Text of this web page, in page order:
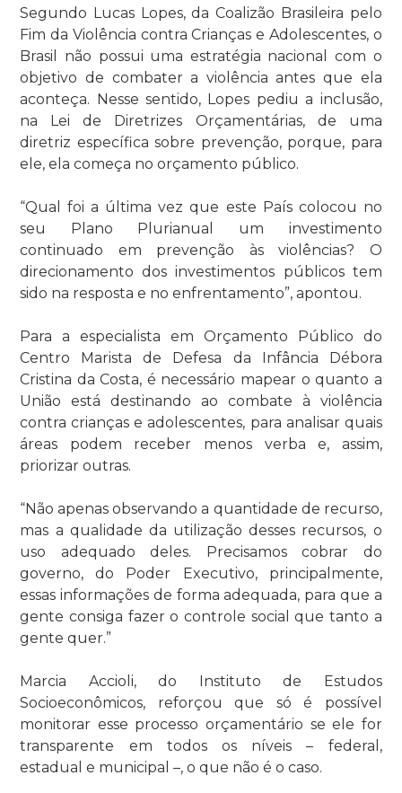
Segundo Lucas Lopes, da Coalizão Brasileira pelo
Fim da Violência contra Crianças e Adolescentes, o
Brasil não possui uma estratégia nacional com o
objetivo de combater a violência antes que ela
aconteça. Nesse sentido, Lopes pediu a inclusão,
na Lei de Diretrizes Orçamentárias, de uma
diretriz específica sobre prevenção, porque, para
ele, ela começa no orçamento público.
“Qual foi a última vez que este País colocou no
seu Plano Plurianual um investimento
continuado em prevenção às violências? O
direcionamento dos investimentos públicos tem
sido na resposta e no enfrentamento”, apontou.
Para a especialista em Orçamento Público do
Centro Marista de Defesa da Infância Débora
Cristina da Costa, é necessário mapear o quanto a
União está destinando ao combate à violência
contra crianças e adolescentes, para analisar quais
áreas podem receber menos verba e, assim,
priorizar outras.
“Não apenas observando a quantidade de recurso,
mas a qualidade da utilização desses recursos, o
uso adequado deles. Precisamos cobrar do
governo, do Poder Executivo, principalmente,
essas informações de forma adequada, para que a
gente consiga fazer o controle social que tanto a
gente quer.”
Marcia Accioli, do Instituto de Estudos
Socioeconômicos, reforçou que só é possível
monitorar esse processo orçamentário se ele for
transparente em todos os níveis – federal,
estadual e municipal –, o que não é o caso.